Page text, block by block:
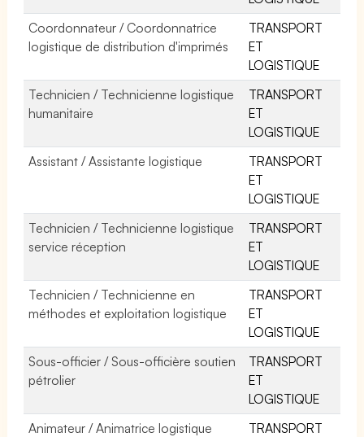
Coordonnateur / Coordonnatrice
logistique de distribution d'imprimés
TRANSPORT
ET
LOGISTIQUE
Technicien / Technicienne logistique
humanitaire
TRANSPORT
ET
LOGISTIQUE
Assistant / Assistante logistique
TRANSPORT
ET
LOGISTIQUE
Technicien / Technicienne logistique
service réception
TRANSPORT
ET
LOGISTIQUE
Technicien / Technicienne en
méthodes et exploitation logistique
TRANSPORT
ET
LOGISTIQUE
Sous-officier / Sous-officière soutien
pétrolier
TRANSPORT
ET
LOGISTIQUE
Animateur / Animatrice logistique
TRANSPORT